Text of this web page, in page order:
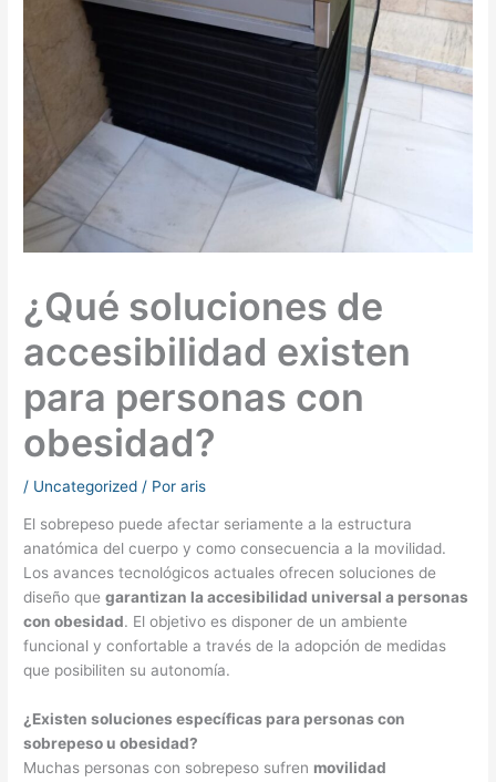
¿Qué soluciones de
accesibilidad existen
para personas con
obesidad?
/ Uncategorized / Poraris
El sobrepeso puede afectar seriamente a la estructura
anatómica del cuerpo y como consecuencia a la movilidad.
Los avances tecnológicos actuales ofrecen soluciones de
diseño quegarantizan la accesibilidad universal a personas
con obesidad. El objetivo es disponer de un ambiente
funcional y confortable a través de la adopción de medidas
que posibiliten su autonomía.
¿Existen soluciones específicas para personas con
sobrepeso u obesidad?
Muchas personas con sobrepeso sufren movilidad